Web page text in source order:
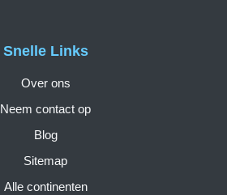
Snelle Links
Over ons
Neem contact op
Blog
Sitemap
Alle continenten